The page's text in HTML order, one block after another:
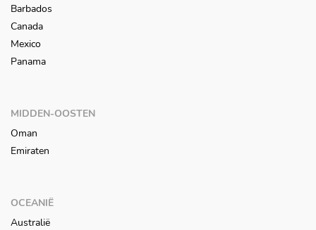
Barbados
Canada
Mexico
Panama
MIDDEN-OOSTEN
Oman
Emiraten
OCEANIË
Australië